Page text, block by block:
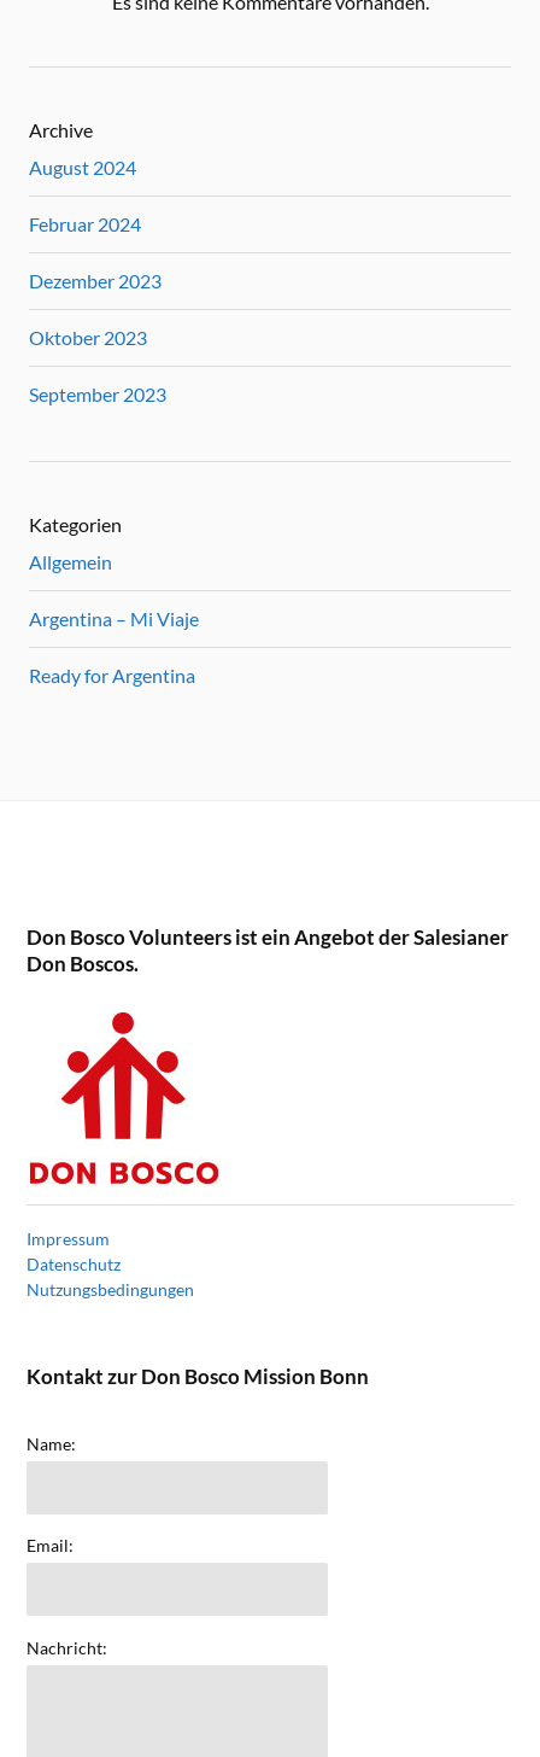
Archive
August 2024
Februar 2024
Dezember 2023
Oktober 2023
September 2023
Kategorien
Allgemein
Argentina – Mi Viaje
Ready for Argentina
Don Bosco Volunteers ist ein Angebot der Salesianer
Don Boscos.
Impressum
Datenschutz
Nutzungsbedingungen
Kontakt zur Don Bosco Mission Bonn
Name:
Email:
Nachricht: